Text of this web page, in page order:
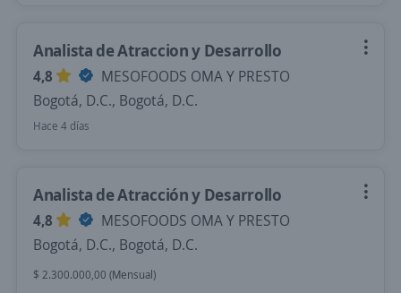
Analista de Atraccion y Desarrollo
4,8
MESOFOODS OMA Y PRESTO
Bogotá, D.C., Bogotá, D.C.
Hace 4 días
Analista de Atracción y Desarrollo
4,8
MESOFOODS OMA Y PRESTO
Bogotá, D.C., Bogotá, D.C.
$ 2.300.000,00 (Mensual)